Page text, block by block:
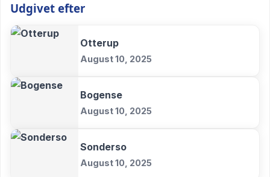
Udgivet efter
Otterup
August 10, 2025
Bogense
August 10, 2025
Sonderso
August 10, 2025